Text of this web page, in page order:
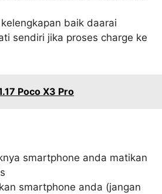
baik daarai
sendiri jika proses charge ke
Poco X3 Pro
smartphone anda matikan
smartphone anda (jangan